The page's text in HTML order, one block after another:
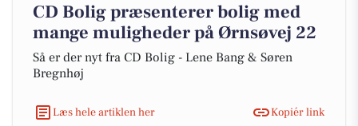
CD Bolig præsenterer bolig med
mange muligheder på Ørnsøvej 22
Så er der nyt fra CD Bolig - Lene Bang & Søren
Bregnhøj
Læs hele artiklen her Kopiér link